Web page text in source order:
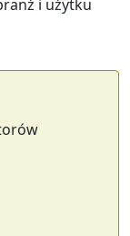
i użytku